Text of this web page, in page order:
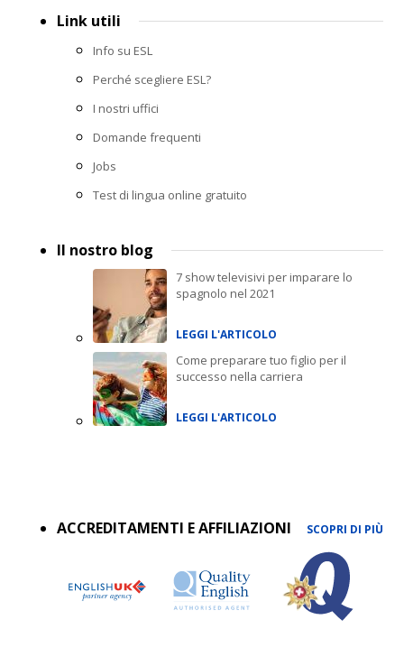
Link utili
Info su ESL
Perché scegliere ESL?
I nostri uffici
Domande frequenti
Jobs
Test di lingua online gratuito
Il nostro blog
7 show televisivi per imparare lo
spagnolo nel 2021
LEGGI L'ARTICOLO
Come preparare tuo figlio per il
successo nella carriera
LEGGI L'ARTICOLO
ACCREDITAMENTI E AFFILIAZIONI
SCOPRI DI PIÙ